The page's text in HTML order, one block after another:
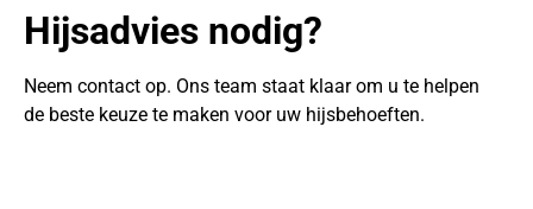
Hijsadvies nodig?
Neem contact op. Ons team staat klaar om u te helpen
de beste keuze te maken voor uw hijsbehoeften.